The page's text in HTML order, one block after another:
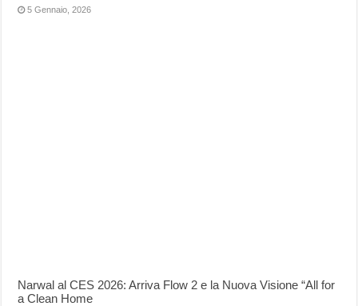
5 Gennaio, 2026
Narwal al CES 2026: Arriva Flow 2 e la Nuova Visione “All for
a Clean Home